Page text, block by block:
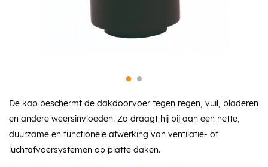
De kap beschermt de dakdoorvoer tegen regen, vuil, bladeren
en andere weersinvloeden. Zo draagt hij bij aan een nette,
duurzame en functionele afwerking van ventilatie- of
luchtafvoersystemen op platte daken.